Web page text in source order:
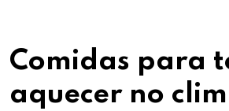
Comidas para
aquecer no